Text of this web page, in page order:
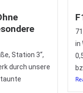
Station 3“,
durch unsere
in